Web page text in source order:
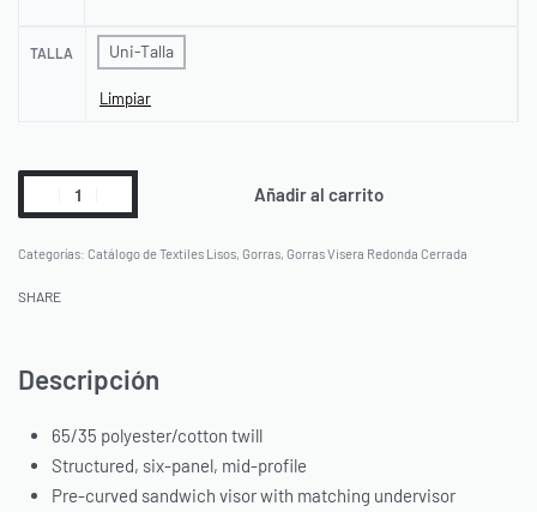
TALLA Uni-Talla
Limpiar
Añadir al carrito
Categorías: Catálogo de Textiles Lisos, Gorras, Gorras Visera Redonda Cerrada
SHARE
Descripción
65/35 polyester/cotton twill
Structured, six-panel, mid-profile
Pre-curved sandwich visor with matching undervisor